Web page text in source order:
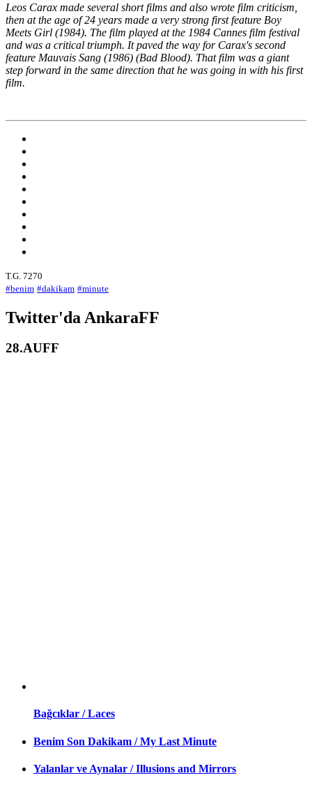
Leos Carax made several short films and also wrote film criticism,
then at the age of 24 years made a very strong first feature Boy
Meets Girl (1984). The film played at the 1984 Cannes film festival
and was a critical triumph. It paved the way for Carax's second
feature Mauvais Sang (1986) (Bad Blood). That film was a giant
step forward in the same direction that he was going in with his first
film.
T.G. 7270
#benim #dakikam #minute
Twitter'da AnkaraFF
28.AUFF
Bağcıklar / Laces
Benim Son Dakikam / My Last Minute
Yalanlar ve Aynalar / Illusions and Mirrors